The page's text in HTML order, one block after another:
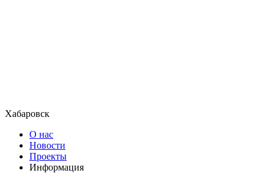
Хабаровск
О нас
Новости
Проекты
Информация